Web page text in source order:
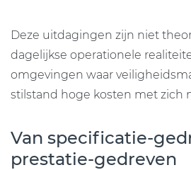
Deze uitdagingen zijn niet
dagelijkse operationele
omgevingen waar
stilstand hoge kosten met zich
Van specificatie-
prestatie-gedreven